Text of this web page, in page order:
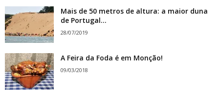
Mais de 50 metros de altura: a maior duna
de Portugal...
28/07/2019
A Feira da Foda é em Monção!
09/03/2018